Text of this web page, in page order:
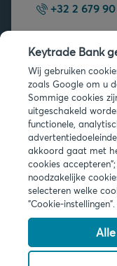
+32 2 679
Juridische info
Privacy
Cookies
PSD2
Toegankelijkheid
Keytrade Bank
Wij gebruiken
zoals Google om u
Sommige cookies
uitgeschakeld
functionele,
akkoord gaat met
cookies
noodzakelijke
selecteren welke
"Cookie-